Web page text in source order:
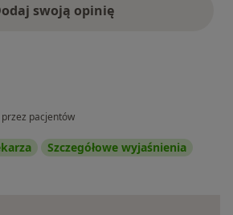
swoją opinię
pacjentów
Szczegółowe wyjaśnienia